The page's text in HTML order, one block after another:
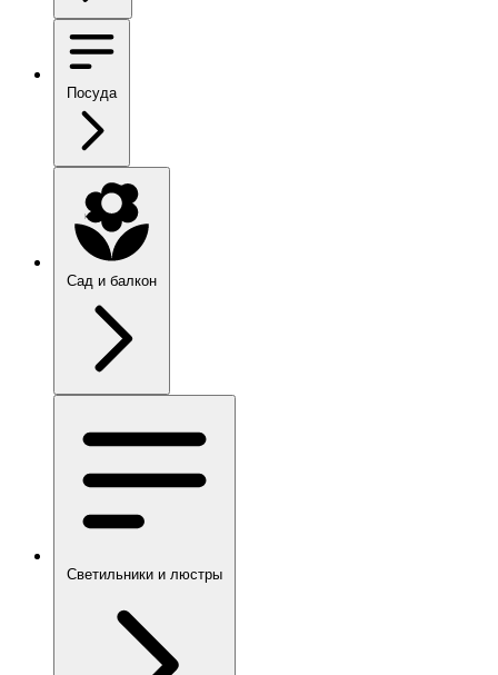
Посуда
Сад и балкон
Светильники и люстры